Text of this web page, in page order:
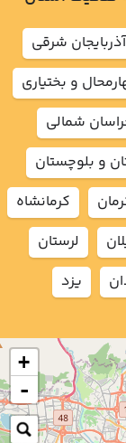
+
-
آذربايجان شرقي
و بختياري
شمالي
و بلوچستان
كرمانشاه
لرستان
يزد